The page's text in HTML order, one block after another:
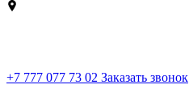
+7 777 077 73 02 Заказать звонок